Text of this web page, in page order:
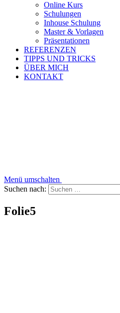
Online Kurs
Schulungen
Inhouse Schulung
Master & Vorlagen
Präsentationen
REFERENZEN
TIPPS UND TRICKS
ÜBER MICH
KONTAKT
Menü umschalten
Suchen nach:
Folie5